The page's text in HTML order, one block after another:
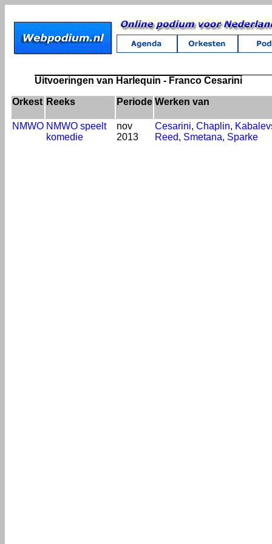
Uitvoeringen van Harlequin - Franco Cesarini
Orkest Reeks Periode Werken van
NMWO NMWO speelt
komedie
nov
2013
Cesarini, Chaplin,
Reed, Smetana, Sparke